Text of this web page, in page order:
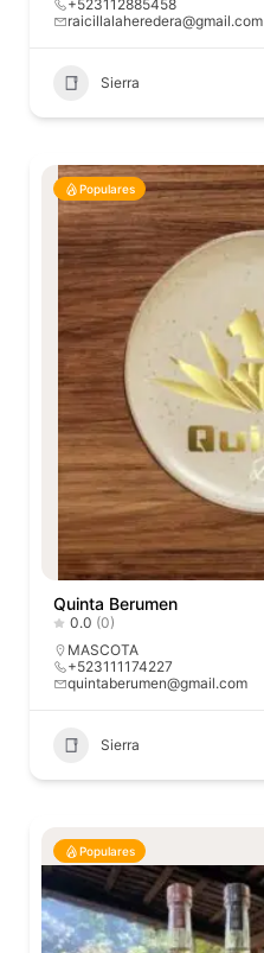
+523112885458
raicillalaheredera@gmail.com
Sierra
Populares
Quinta Berumen
0.0 (0)
MASCOTA
+523111174227
quintaberumen@gmail.com
Sierra
Populares